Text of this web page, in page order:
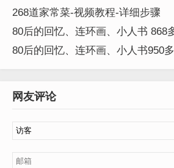
268道家常菜-视频教程-详细步骤
80后的回忆、连环画、小人书 868
80后的回忆、连环画、小人书950
网友评论